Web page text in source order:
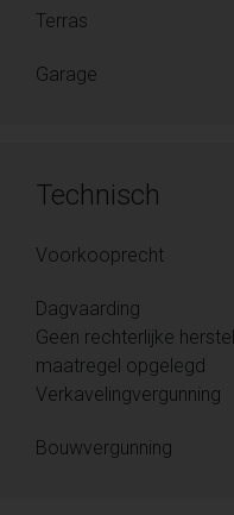
Terras
Garage
Technisch
Voorkooprecht
Dagvaarding
Geen rechterlijke
maatregel opgelegd
Verkavelingvergunning
Bouwvergunning